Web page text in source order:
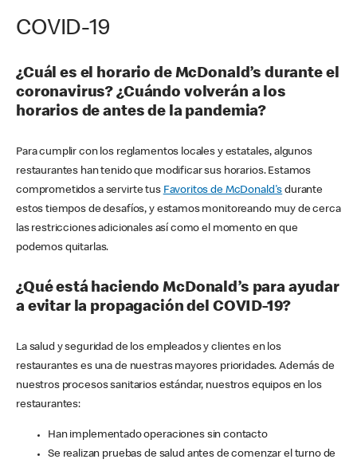
COVID-19
¿Cuál es el horario de McDonald’s durante el
coronavirus? ¿Cuándo volverán a los
horarios de antes de la pandemia?
Para cumplir con los reglamentos locales y estatales, algunos
restaurantes han tenido que modificar sus horarios. Estamos
comprometidos a servirte tus Favoritos de McDonald's durante
estos tiempos de desafíos, y estamos monitoreando muy de cerca
las restricciones adicionales así como el momento en que
podemos quitarlas.
¿Qué está haciendo McDonald’s para ayudar
a evitar la propagación del COVID-19?
La salud y seguridad de los empleados y clientes en los
restaurantes es una de nuestras mayores prioridades. Además de
nuestros procesos sanitarios estándar, nuestros equipos en los
restaurantes:
Han implementado operaciones sin contacto
Se realizan pruebas de salud antes de comenzar el turno de